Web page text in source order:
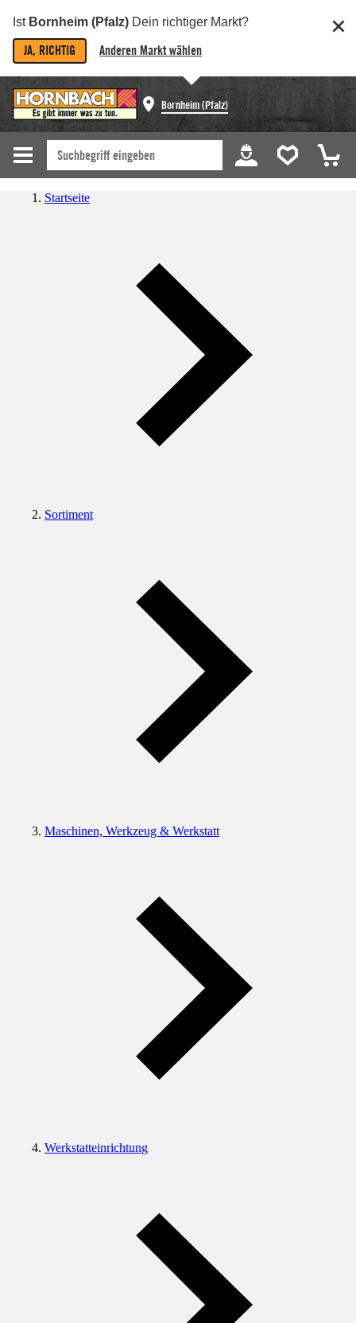
Ist Bornheim (Pfalz) Dein richtiger Markt?
JA, RICHTIG Anderen Markt wählen
Bornheim (Pfalz)
Startseite
Sortiment
Maschinen, Werkzeug & Werkstatt
Werkstatteinrichtung